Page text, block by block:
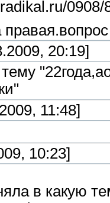
20:19]
11:48]
10:23]
в какую